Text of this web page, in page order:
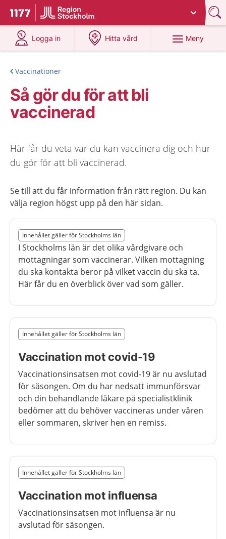
Till startsidan för 1177
Du har valt region
Logga in
på 1177.se
Hitta vård
på 1177.se
Meny
Vaccinationer
Så gör du för att bli
vaccinerad
Här får du veta var du kan vaccinera dig och hur
du gör för att bli vaccinerad.
Se till att du får information från rätt region. Du kan
välja region högst upp på den här sidan.
Nedan innehåll gäller region Stockholms län
Innehållet gäller för Stockholms län
I Stockholms län är det olika vårdgivare och
mottagningar som vaccinerar. Vilken mottagning
du ska kontakta beror på vilket vaccin du ska ta.
Här får du en överblick över vad som gäller.
Slut på det regionala tillägget från region Stockholms
Nedan innehåll gäller region Stockholms län
Innehållet gäller för Stockholms län
Vaccination mot covid-19
Vaccinationsinsatsen mot covid-19är nu avslutad
för säsongen. Om du har nedsatt immunförsvar
och din behandlande läkare på specialistklinik
bedömer att du behöver vaccineras undervåren
eller sommaren, skriver hen en remiss.
Slut på det regionala tillägget från region Stockholms
Nedan innehåll gäller region Stockholms län
Innehållet gäller för Stockholms län
Vaccination mot influensa
Vaccinationsinsatsen mot influensa är nu
avslutad för säsongen.
Slut på det regionala tillägget från region Stockholms